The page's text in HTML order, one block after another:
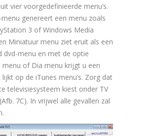
vier voorgedefinieerde menu’s.
menu genereert een menu zoals
3 of Windows Media
Miniatuur menu ziet eruit als een
dvd-menu en met de optie
menu of Dia menu krijgt u een
op de iTunes menu’s. Zorg dat
televisiesysteem kiest onder TV
7C). In vrijwel alle gevallen zal